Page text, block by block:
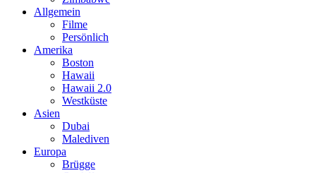
Allgemein
Filme
Persönlich
Amerika
Boston
Hawaii
Hawaii 2.0
Westküste
Asien
Dubai
Malediven
Europa
Brügge